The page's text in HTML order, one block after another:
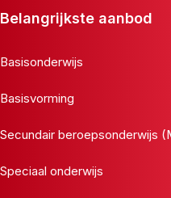
Belangrijkste aanbod
Basisonderwijs
Basisvorming
Secundair beroepsonderwijs
Speciaal onderwijs